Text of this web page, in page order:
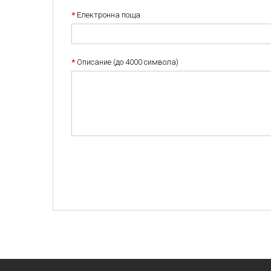
* Eлектронна поща
* Описание (до 4000 символа)